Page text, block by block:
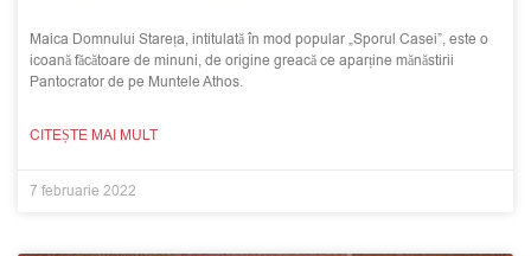
Maica Domnului Stareța, intitulată în mod popular „Sporul Casei”, este o
icoană făcătoare de minuni, de origine greacă ce aparține mănăstirii
Pantocrator de pe Muntele Athos.
CITEȘTE MAI MULT
7 februarie 2022